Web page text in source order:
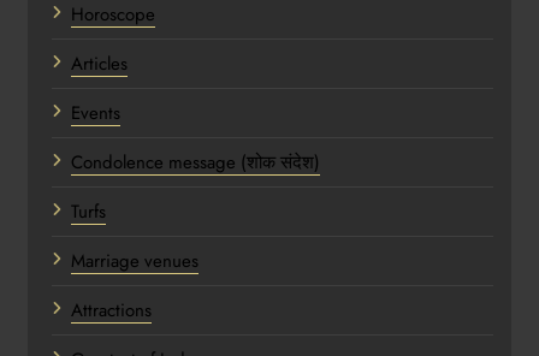
Horoscope
Articles
Events
Condolence message (शोक संदेश)
Turfs
Marriage venues
Attractions